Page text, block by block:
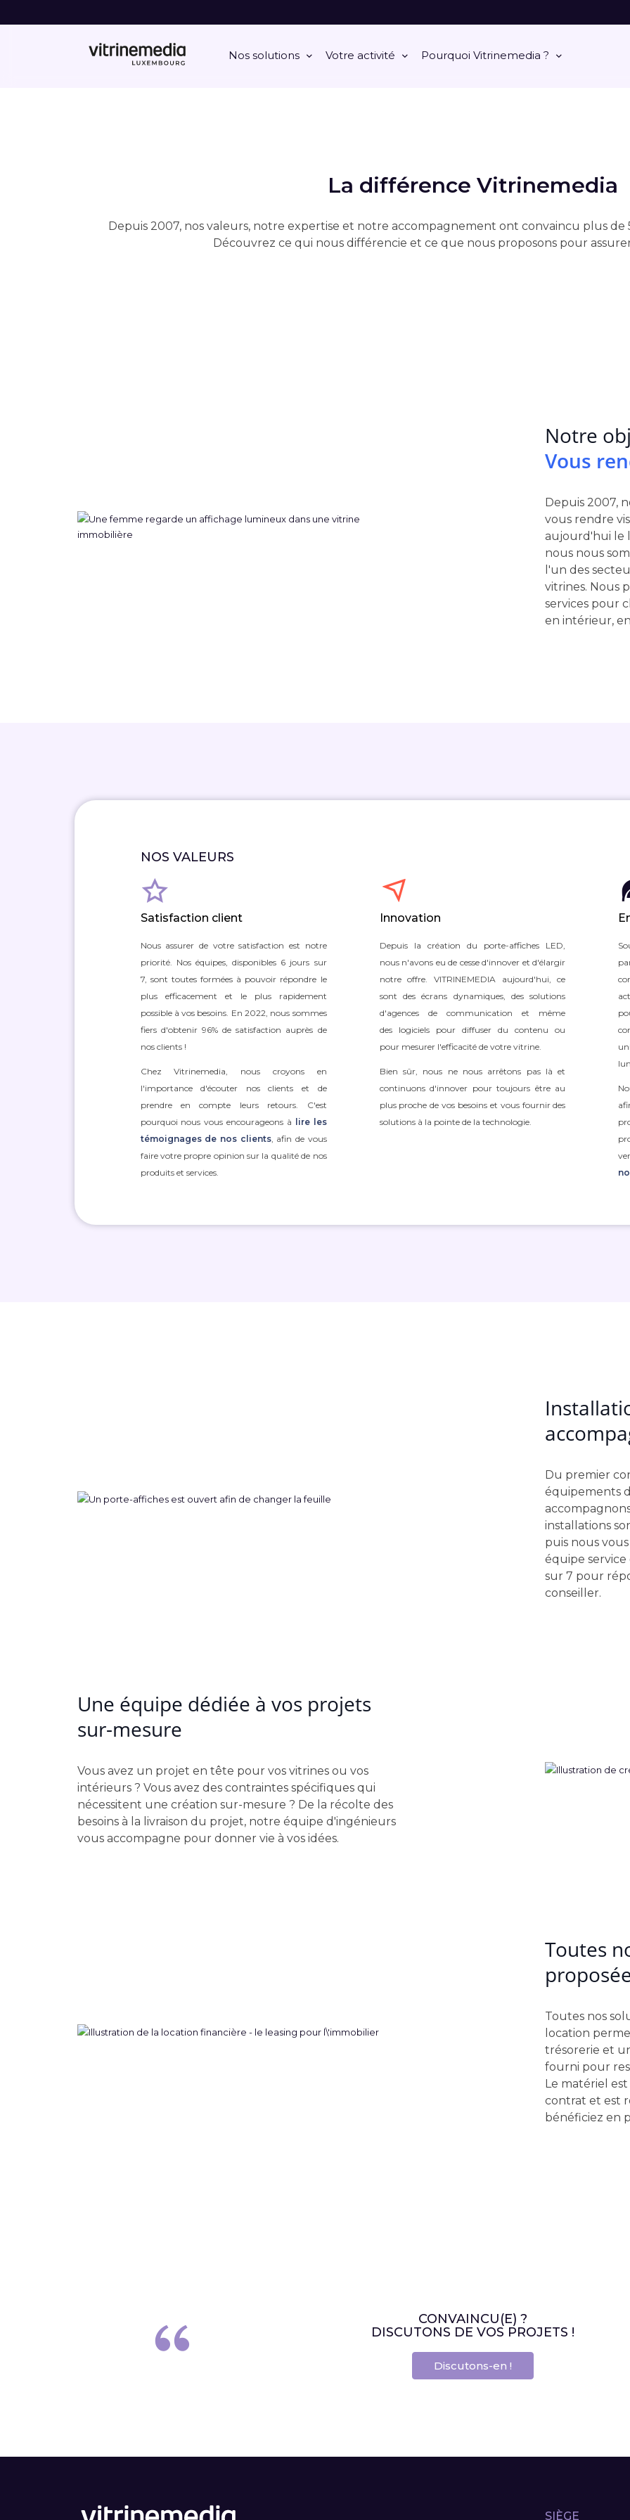
Nos solutions Votre activité Pourquoi Vitrinemedia ?
La différence Vitrinemedia
Depuis 2007, nos valeurs, notre expertise et notre accompagnement ont convaincu plus de
Découvrez ce qui nous différencie et ce que nous proposons pour
Notre
Vous
Depuis 2007,
vous rendre
aujourd'hui le
nous nous
l'un des
vitrines. Nous
services pour
en intérieur,
NOS VALEURS
Satisfaction client
Nous assurer de votre satisfaction est notre
priorité. Nos équipes, disponibles 6 jours sur
7, sont toutes formées à pouvoir répondre le
plus efficacement et le plus rapidement
possible à vos besoins. En 2022, nous sommes
fiers d'obtenir 96% de satisfaction auprès de
nos clients !
Chez Vitrinemedia, nous croyons en
l'importance d'écouter nos clients et de
prendre en compte leurs retours. C'est
pourquoi nous vous encourageons à
lire les
témoignages de nos clients, afin de vous
faire votre propre opinion sur la qualité de nos
produits et services.
Innovation
Depuis la création du porte-affiches LED,
nous n'avons eu de cesse d'innover et d'élargir
notre offre. VITRINEMEDIA aujourd'hui, ce
sont des écrans dynamiques, des solutions
d'agences de communication et même
des logiciels pour diffuser du contenu ou
pour mesurer l'efficacité de votre vitrine.
Bien sûr, nous ne nous arrêtons pas là et
continuons d'innover pour toujours être au
plus proche de vos besoins et vous fournir des
solutions à la pointe de la technologie.
Du premier
équipements
installations
puis nous
équipe service
sur 7 pour
conseiller.
Une équipe dédiée à vos projets
sur-mesure
Vous avez un projet en tête pour vos vitrines ou vos
intérieurs ? Vous avez des contraintes spécifiques qui
nécessitent une création sur-mesure ? De la récolte des
besoins à la livraison du projet, notre équipe d'ingénieurs
vous accompagne pour donner vie à vos idées.
Toutes
Toutes nos
location
trésorerie et
fourni pour
Le matériel
contrat et est
bénéficiez en
CONVAINCU(E) ?
DISCUTONS DE VOS PROJETS !
Discutons-en !
SIÈGE